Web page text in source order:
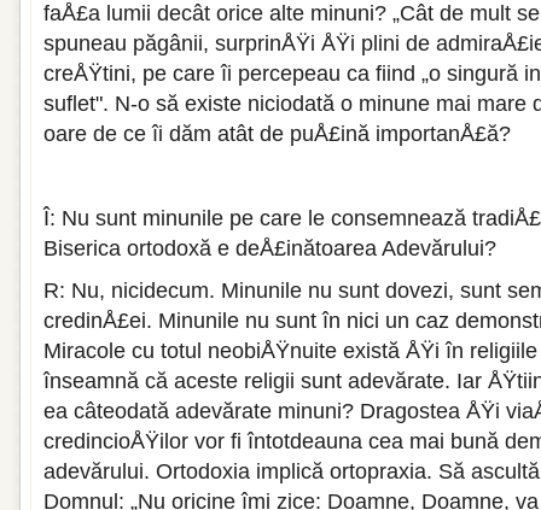
faÅ£a lumii decât orice alte minuni? „Cât de mult
spuneau păgânii, surprinÅŸi ÅŸi plini de
creÅŸtini, pe care îi percepeau ca fiind „o singură
suflet". N-o să existe niciodată o minune mai mare
oare de ce îi dăm atât de puÅ£ină importanÅ£ă?
Î: Nu sunt minunile pe care le consemnează
Biserica ortodoxă e deÅ£inătoarea Adevărului?
R: Nu, nicidecum. Minunile nu sunt dovezi, sunt
credinÅ£ei. Minunile nu sunt în nici un caz
Miracole cu totul neobiÅŸnuite există ÅŸi în
înseamnă că aceste religii sunt adevărate. Iar
ea câteodată adevărate minuni? Dragostea ÅŸi
credincioÅŸilor vor fi întotdeauna cea mai bună
adevărului. Ortodoxia implică ortopraxia. Să
Domnul: „Nu oricine îmi zice: Doamne, Doamne,